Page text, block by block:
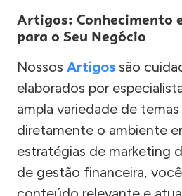
Artigos: Conhecimento
para o Seu Negócio
Nossos Artigos são
elaborados por
ampla variedade de
diretamente o ambiente
estratégias de marketing
de gestão financeira,